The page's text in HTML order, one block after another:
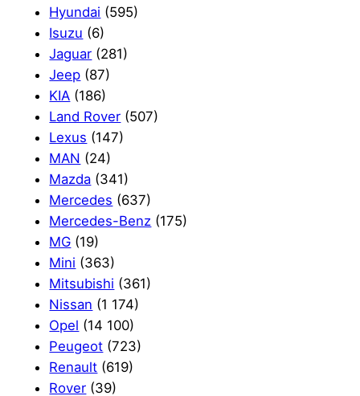
Hyundai (595)
Isuzu (6)
Jaguar (281)
Jeep (87)
KIA (186)
Land Rover (507)
Lexus (147)
MAN (24)
Mazda (341)
Mercedes (637)
Mercedes-Benz (175)
MG (19)
Mini (363)
Mitsubishi (361)
Nissan (1 174)
Opel (14 100)
Peugeot (723)
Renault (619)
Rover (39)